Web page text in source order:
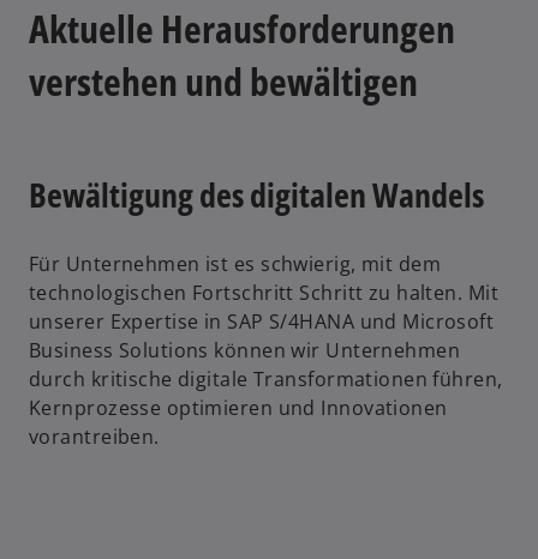
Aktuelle Herausforderungen
verstehen und bewältigen
Bewältigung des digitalen Wandels
Für Unternehmen ist es schwierig, mit dem
technologischen Fortschritt Schritt zu halten. Mit
unserer Expertise in SAP S/4HANA und Microsoft
Business Solutions können wir Unternehmen
durch kritische digitale Transformationen führen,
Kernprozesse optimieren und Innovationen
vorantreiben.